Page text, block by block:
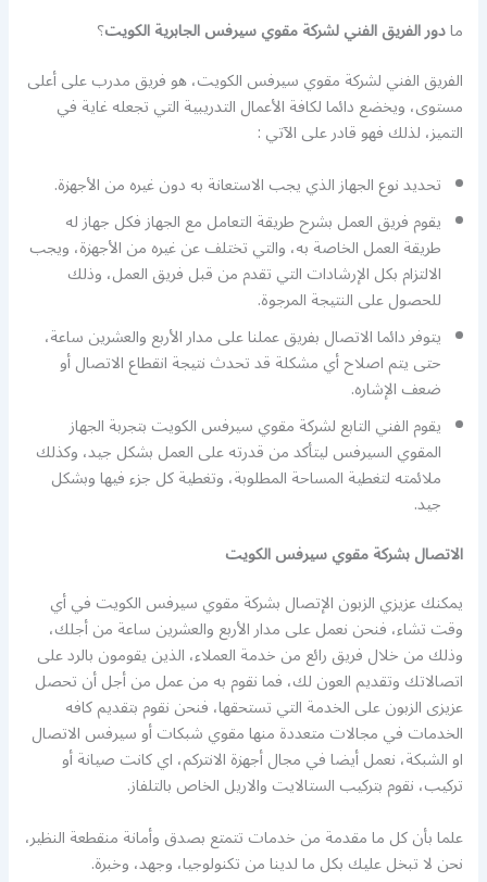
مادور الفريق الفني لشركة مقوي سيرفس الجابرية الكويت؟
الفريق الفني لشركة مقوي سيرفس الكويت، هو فريق مدرب على أعلى
مستوى، ويخضع دائما لكافة الأعمال التدريبية التي تجعله غاية في
التميز، لذلك فهو قادر على الآتي :
تحديد نوع الجهاز الذي يجب الاستعانة به دون غيره من الأجهزة.
يقوم فريق العمل بشرح طريقة التعامل مع الجهاز فكل جهاز له
طريقة العمل الخاصة به، والتي تختلف عن غيره من الأجهزة، ويجب
الالتزام بكل الإرشادات التي تقدم من قبل فريق العمل، وذلك
للحصول على النتيجة المرجوة.
يتوفر دائما الاتصال بفريق عملنا على مدار الأربع والعشرين ساعة،
حتى يتم اصلاح أي مشكلة قد تحدث نتيجة انقطاع الاتصال أو
ضعف الإشاره.
يقوم الفني التابع لشركة مقوي سيرفس الكويت بتجربة الجهاز
المقوي السيرفس ليتأكد من قدرته على العمل بشكل جيد، وكذلك
ملائمته لتغطية المساحة المطلوبة، وتغطية كل جزء فيها وبشكل
جيد.
الاتصال بشركة مقوي سيرفس الكويت
يمكنك عزيزي الزبون الإتصال بشركة مقوي سيرفس الكويت في أي
وقت تشاء، فنحن نعمل على مدار الأربع والعشرين ساعة من أجلك،
وذلك من خلال فريق رائع من خدمة العملاء، الذين يقومون بالرد على
اتصالاتك وتقديم العون لك، فما نقوم به من عمل من أجل أن تحصل
عزيزى الزبون على الخدمة التي تستحقها، فنحن نقوم بتقديم كافه
الخدمات في مجالات متعددة منها مقوي شبكات أو سيرفس الاتصال
او الشبكة، نعمل أيضا في مجال أجهزة الانتركم، اي كانت صيانة أو
تركيب، نقوم بتركيب الستالايت والاريل الخاص بالتلفاز.
علما بأن كل ما مقدمة من خدمات تتمتع بصدق وأمانة منقطعة النظير،
نحن لا تبخل عليك بكل ما لدينا من تكنولوجيا، وجهد، وخبرة.